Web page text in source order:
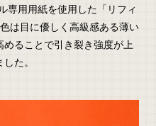
専用用紙を使用した「リフィ
は目に優しく高級感ある薄い
ることで引き裂き強度が上
た。